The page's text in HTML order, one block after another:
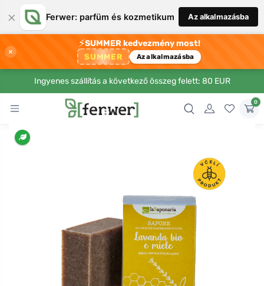
× Ferwer: parfüm és kozmetikum Az alkalmazásba
×
⚡SUMMER kedvezmény most!
SUMMER Az alkalmazásba
Ingyenes szállítás a következő összeg felett: 80 EUR
0